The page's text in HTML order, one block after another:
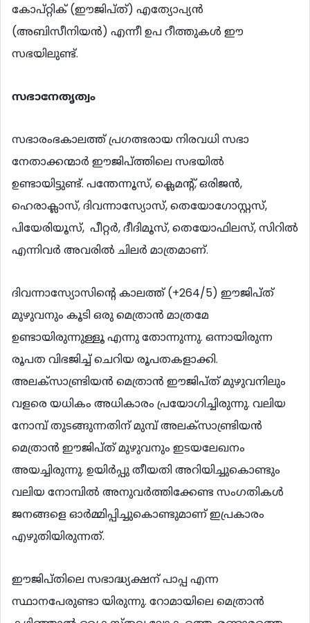
കോപ്റ്റിക് (ഈജിപ്ത്) എത്യോപ്യന്‍
(അബിസീനിയന്‍) എന്നീ ഉപ റീത്തുകള്‍ ഈ
സഭയിലുണ്ട്.
സഭാനേതൃത്വം
സഭാരംഭകാലത്ത് പ്രഗത്ഭരായ നിരവധി സഭാ
നേതാക്കന്മാര്‍ ഈജിപ്ത്തിലെ സഭയില്‍
ഉണ്ടായിട്ടുണ്ട്. പന്തേന്നൂസ്, ക്ലെമന്‍റ്, ഒരിജന്‍,
ഹെരാക്ലാസ്, ദിവന്നാസ്യോസ്, തെയോഗോസ്റ്റസ്,
പിയേരിയൂസ്, പീറ്റര്‍, ദീദിമൂസ്, തെയോഫിലസ്, സിറില്‍
എന്നിവര്‍ അവരില്‍ ചിലര്‍ മാത്രമാണ്.
ദിവന്നാസ്യോസിന്‍റെ കാലത്ത് (+264/5) ഈജിപ്ത്
മുഴുവനും കൂടി ഒരു മെത്രാന്‍ മാത്രമേ
ഉണ്ടായിരുന്നുള്ളൂ എന്നു തോന്നുന്നു. ഒന്നായിരുന്ന
രൂപത വിഭജിച്ച് ചെറിയ രൂപതകളാക്കി.
അലക്സാണ്ട്രിയന്‍ മെത്രാന്‍ ഈജിപ്ത് മുഴുവനിലും
വളരെ യധികം അധികാരം പ്രയോഗിച്ചിരുന്നു. വലിയ
നോമ്പ് തുടങ്ങുന്നതിന് മുമ്പ് അലക്സാണ്ട്രിയന്‍
മെത്രാന്‍ ഈജിപ്ത് മുഴുവനും ഇടയലേഖനം
അയച്ചിരുന്നു. ഉയിര്‍പ്പു തീയതി അറിയിച്ചുകൊണ്ടും
വലിയ നോമ്പില്‍ അനുവര്‍ത്തിക്കേണ്ട സംഗതികള്‍
ജനങ്ങളെ ഓര്‍മ്മിപ്പിച്ചുകൊണ്ടുമാണ് ഇപ്രകാരം
എഴുതിയിരുന്നത്.
ഈജിപ്തിലെ സഭാദ്ധ്യക്ഷന് പാപ്പ എന്ന
സ്ഥാനപേരുണ്ടാ യിരുന്നു. റോമായിലെ മെത്രാന്‍